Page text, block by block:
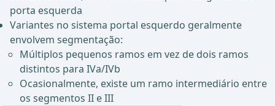
porta esquerda
Variantes no sistema portal esquerdo geralmente
envolvem segmentação:
Múltiplos pequenos ramos em vez de dois ramos
distintos para IVa/IVb
Ocasionalmente, existe um ramo intermediário entre
os segmentos II e III